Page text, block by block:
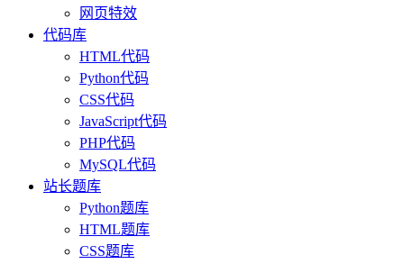
网页特效
代码库
HTML代码
Python代码
CSS代码
JavaScript代码
PHP代码
MySQL代码
站长题库
Python题库
HTML题库
CSS题库